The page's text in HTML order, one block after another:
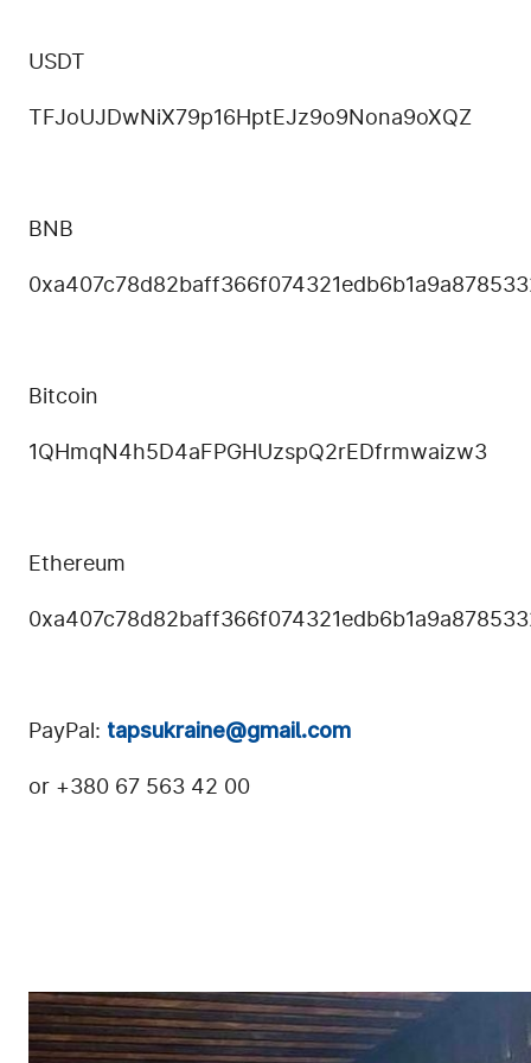
USDT
TFJoUJDwNiX79p16HptEJz9o9Nona9oXQZ
BNB
0xa407c78d82baff366f074321edb6
Bitcoin
1QHmqN4h5D4aFPGHUzspQ2rEDfrmwaizw3
Ethereum
0xa407c78d82baff366f074321edb6
PayPal: tapsukraine@gmail.com
or +380 67 563 42 00